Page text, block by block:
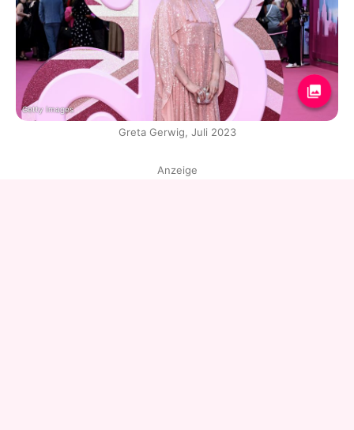
Getty Images
Greta Gerwig, Juli 2023
Anzeige